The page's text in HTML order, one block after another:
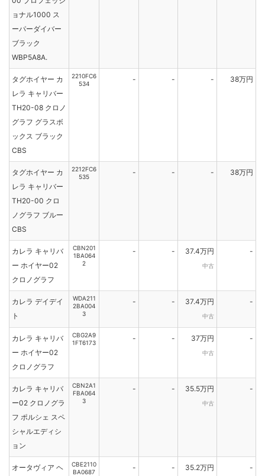
ョナル1000 ス
ーパーダイバー
ブラック
WBP5A8A.
タグホイヤー カ
レラ キャリバー
TH20-08 クロノ
グラフ グラスボ
ックス ブラック
CBS
2210FC6
534
- - - 38万円
タグホイヤー カ
レラ キャリバー
TH20-00 クロ
ノグラフ ブルー
CBS
2212FC6
535
- - - 38万円
カレラ キャリバ
ー ホイヤー02
クロノグラフ
CBN201
1BA064
2
- - 37.4万円
中古
-
カレラ デイデイ
ト
WDA211
2BA004
3
- - 37.4万円
中古
-
カレラ キャリバ
ー ホイヤー02
クロノグラフ
CBG2A9
1FT6173
- - 37万円
中古
-
カレラ キャリバ
ー02 クロノグラ
フ ポルシェ スペ
シャルエディシ
ョン
CBN2A1
FBA064
3
- - 35.5万円
中古
-
オータヴィア ヘ
CBE2110
BA0687
- - 35.2万円 -